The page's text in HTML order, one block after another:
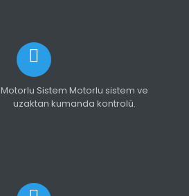
Motorlu Sistem Motorlu sistem ve
uzaktan kumanda kontrolü.